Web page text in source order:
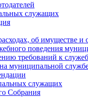
служащих
об имуществе и
поведения
требований к
муниципальной
служащих
Cобрания